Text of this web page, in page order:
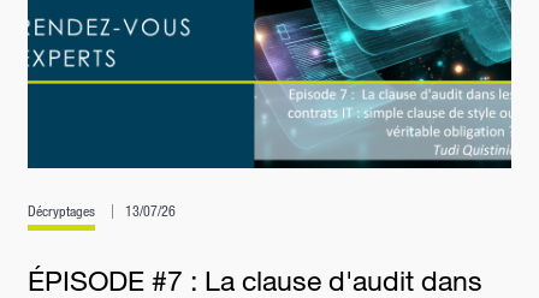
Décryptages 13/07/26
ÉPISODE #7 : La clause d'audit dans